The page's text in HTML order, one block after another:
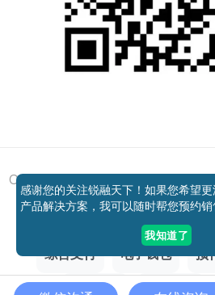
Copyright © 2011 - 2026 All right
京ICP备12037648号-1 京公网安
综合支付 电子钱包 预
感谢您的关注锐融天下！如果您希望
产品解决方案，我可以随时帮您预约销
我知道了